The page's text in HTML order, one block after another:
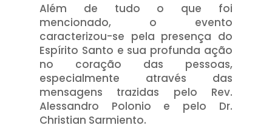
Além de tudo o que foi
mencionado, o evento
caracterizou-se pela presença do
Espírito Santo e sua profunda ação
no coração das pessoas,
especialmente através das
mensagens trazidas pelo Rev.
Alessandro Polonio e pelo Dr.
Christian Sarmiento.